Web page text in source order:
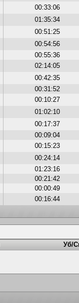
00:33:06
01:35:34
00:51:25
00:54:56
00:55:36
02:14:05
00:42:35
00:31:52
00:10:27
01:02:10
00:17:37
00:09:04
00:15:23
00:24:14
01:23:16
00:21:42
00:00:49
00:16:44
Уб/